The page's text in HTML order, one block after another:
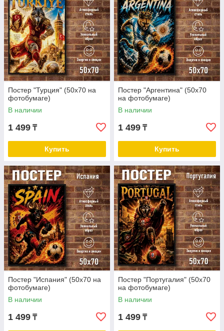
Постер "Турция" (50х70 на
фотобумаге)
В наличии
1 499 ₸
Купить
Постер "Аргентина" (50х70
на фотобумаге)
В наличии
1 499 ₸
Купить
Постер "Испания" (50х70 на
фотобумаге)
В наличии
1 499 ₸
Постер "Португалия" (50х70
на фотобумаге)
В наличии
1 499 ₸